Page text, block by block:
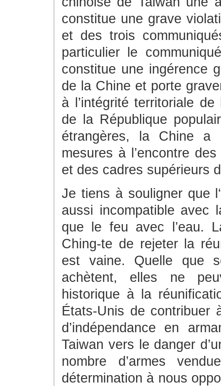
constitue une grave
et des trois
particulier le
constitue une ingérence
de la Chine et porte
à l’intégrité territoriale
de la République
étrangères, la Chine a
mesures à l’encontre
et des cadres supérieurs
Je tiens à souligner que
aussi incompatible avec
que le feu avec l’eau.
Ching-te de rejeter la
est vaine. Quelle que
achètent, elles ne
historique à la
États-Unis de contribuer
d’indépendance en
Taiwan vers le danger
nombre d’armes
détermination à nous